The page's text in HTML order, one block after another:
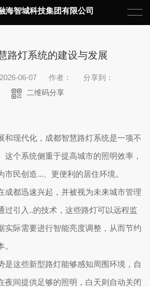
海智城科技集团有限公司
路灯系统的建设与发展
06-07 作者：
分享到：
二维码分享
和现代化，成都智慧路灯系统是一项不
这个系统侧重于提高城市的照明效率，
市民创造...、更便利的居住环境。
成都迅速兴起，并被视为未来城市管理
过引入..的技术，这些路灯可以远程监
实际需要进行智能亮度调整，从而节约
是这些新型路灯能够感知周围环境，自
夜间提供足够的照明，白天则自动关闭